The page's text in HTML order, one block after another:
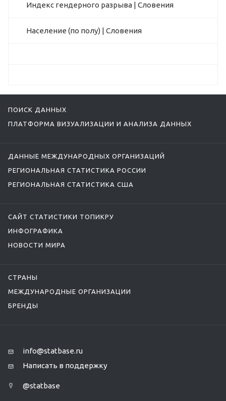
Индекс гендерного разрыва | Словения
Население (по полу) | Словения
ПОИСК ДАННЫХ
ПЛАТФОРМА ВИЗУАЛИЗАЦИИ И АНАЛИЗА ДАННЫХ
ДАННЫЕ МЕЖДУНАРОДНЫХ ОРГАНИЗАЦИЙ
РЕГИОНАЛЬНАЯ СТАТИСТИКА РОССИИ
РЕГИОНАЛЬНАЯ СТАТИСТИКА США
САЙТ СТАТИСТИКИ ТОПИКРУ
ИНФОГРАФИКА
НОВОСТИ МИРА
СТРАНЫ
МЕЖДУНАРОДНЫЕ ОРГАНИЗАЦИИ
БРЕНДЫ
info@statbase.ru
Написать в поддержку
@statbase